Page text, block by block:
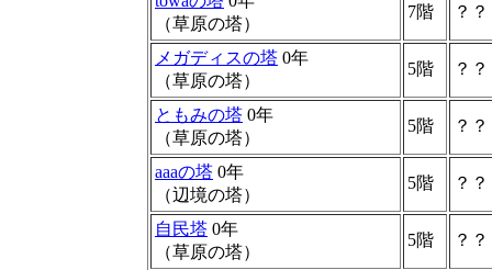
（草原の塔）
7階 ？
メガディスの塔 0年
（草原の塔）
5階 ？
ともみの塔 0年
（草原の塔）
5階 ？
aaaの塔 0年
（辺境の塔）
5階 ？
自民塔 0年
（草原の塔）
5階 ？